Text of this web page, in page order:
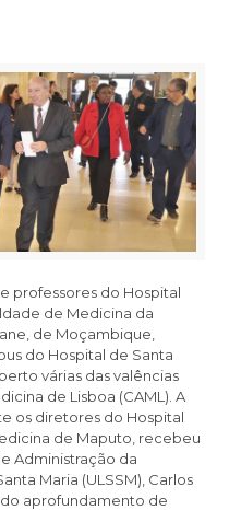
professores do Hospital
de Medicina da
de Moçambique,
do Hospital de Santa
várias das valências
de Lisboa (CAML). A
os diretores do Hospital
de Maputo, recebeu
Administração da
Maria (ULSSM), Carlos
do aprofundamento de